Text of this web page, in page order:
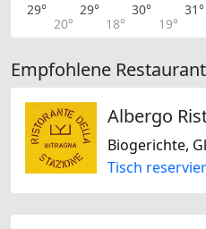
29°
20°
29°
18°
30°
19°
31°
Empfohlene
Tisch